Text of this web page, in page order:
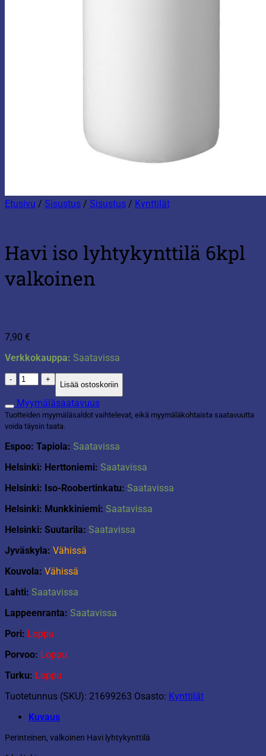
Etusivu / Sisustus / Sisustus / Kynttilät
Havi iso lyhtykynttilä 6kpl
valkoinen
7,90 €
Verkkokauppa: Saatavissa
Havi
iso
lyhtykynttilä
6kpl
valkoinen
määrä
Lisää ostoskoriin
Myymäläsaatavuus
Tuotteiden myymäläsaldot vaihtelevat, eikä myymäläkohtaista saatavuutta
voida täysin taata.
Espoo: Tapiola: Saatavissa
Helsinki: Herttoniemi: Saatavissa
Helsinki: Iso-Roobertinkatu: Saatavissa
Helsinki: Munkkiniemi: Saatavissa
Helsinki: Suutarila: Saatavissa
Jyväskyla: Vähissä
Kouvola: Vähissä
Lahti: Saatavissa
Lappeenranta: Saatavissa
Pori: Loppu
Porvoo: Loppu
Turku: Loppu
Tuotetunnus (SKU): 21699263 Osasto: Kynttilät
Kuvaus
Perinteinen, valkoinen Havi lyhtykynttilä